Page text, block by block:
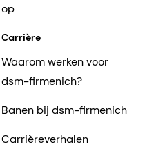
op
Carrière
Waarom werken voor
dsm-firmenich?
Banen bij dsm-firmenich
Carrièreverhalen